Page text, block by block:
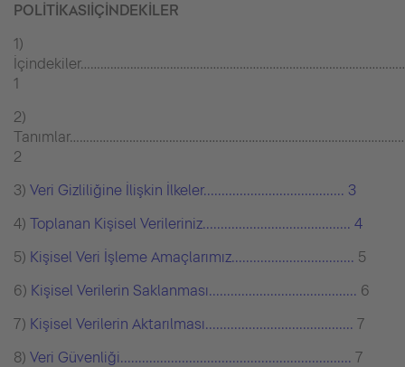
POLİTİKASIİÇİNDEKİLER
1)
1
2)
2
3) Veri Gizliliğine İlişkin İlkeler....................................... 3
4) Toplanan Kişisel Verileriniz......................................... 4
5) Kişisel Veri İşleme Amaçlarımız.................................. 5
6) Kişisel Verilerin Saklanması......................................... 6
7) Kişisel Verilerin Aktarılması......................................... 7
8) Veri Güvenliği................................................................ 7